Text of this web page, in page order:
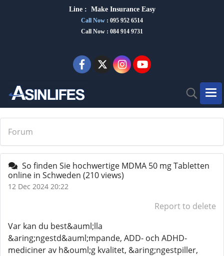
Line : Make Insurance Easy
Call Now : 095 952 6514
Call Now : 084 914 9731
Forum
So finden Sie hochwertige MDMA 50 mg Tabletten
online in Schweden (210 views)
12 Dec 2024 20:22
Report to delete
Var kan du best&auml;lla
&aring;ngestd&auml;mpande, ADD- och ADHD-
mediciner av h&ouml;g kvalitet, &aring;ngestpiller,